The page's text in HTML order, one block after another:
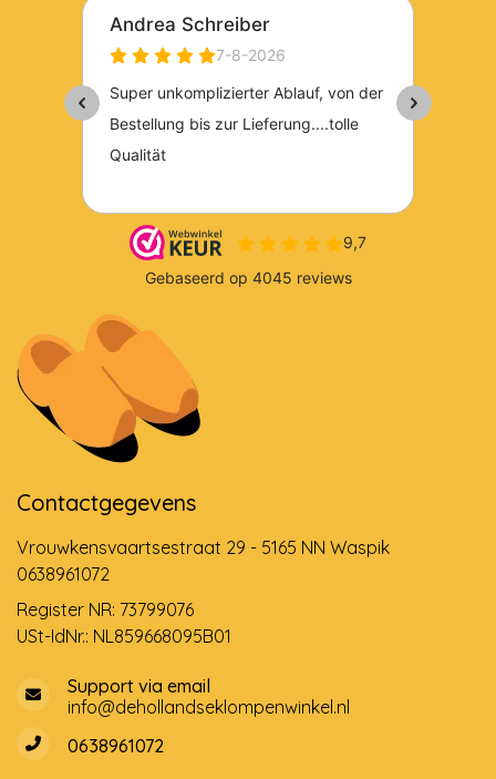
Contactgegevens
Vrouwkensvaartsestraat 29 - 5165 NN Waspik
0638961072
Register NR: 73799076
USt-IdNr.: NL859668095B01
Support via email
info@dehollandseklompenwinkel.nl
0638961072